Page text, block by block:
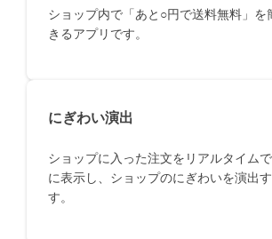
ショップ内で「あと○円で送料無料」を
きるアプリです。
にぎわい演出
ショップに入った注文をリアルタイム
に表示し、ショップのにぎわいを演出
す。